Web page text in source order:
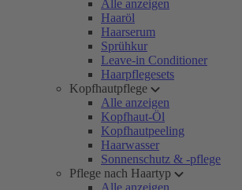
Alle anzeigen
Haaröl
Haarserum
Sprühkur
Leave-in Conditioner
Haarpflegesets
Kopfhautpflege
Alle anzeigen
Kopfhaut-Öl
Kopfhautpeeling
Haarwasser
Sonnenschutz & -pflege
Pflege nach Haartyp
Alle anzeigen